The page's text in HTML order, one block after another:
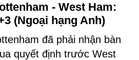
- West Ham:
(Ngoại hạng Anh)
đã phải nhận bàn
quyết định trước West